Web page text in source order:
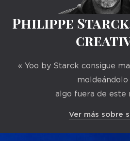
Philippe
« Yoo by Starck consigue
moldeándolo
algo fuera de este
Ver más sobre